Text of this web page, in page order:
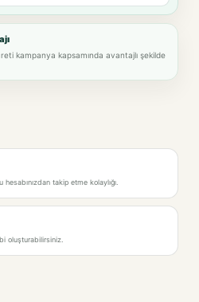
kampanya kapsamında avantajlı şekilde
takip etme kolaylığı.
oluşturabilirsiniz.